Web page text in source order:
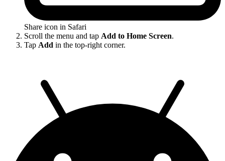
Share icon in Safari
Scroll the menu and tap Add to Home Screen.
Tap Add in the top-right corner.